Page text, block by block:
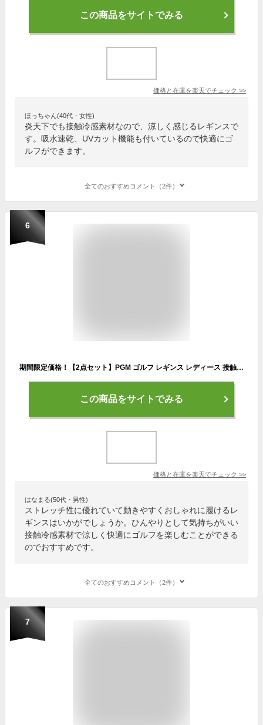
この商品をサイトでみる
価格と在庫を楽天でチェック >>
ほっちゃん(40代・女性)
炎天下でも接触冷感素材なので、涼しく感じるレギンスで
す。吸水速乾、UVカット機能も付いているので快適にゴ
ルフができます。
全てのおすすめコメント（2件）
6
期間限定価格！【2点セット】PGM ゴルフ レギンス レディース 接触冷感 UVカット 吸汗速乾 ストレッチ 美脚 スパッツ ゴルフウェア インナー 夏用 ひんやり 日焼け対策 スリムフィット アウトドア ボトムス軽量 通気性
この商品をサイトでみる
価格と在庫を楽天でチェック >>
はなまる(50代・男性)
ストレッチ性に優れていて動きやすくおしゃれに履けるレ
ギンスはいかがでしょうか。ひんやりとして気持ちがいい
接触冷感素材で涼しく快適にゴルフを楽しむことができる
のでおすすめです。
全てのおすすめコメント（2件）
7